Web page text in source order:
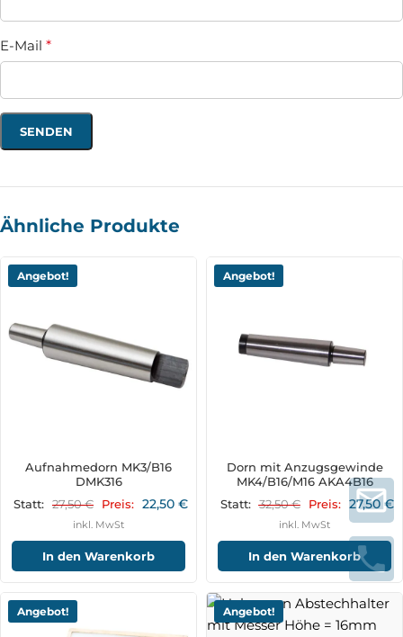
E-Mail *
Ähnliche Produkte
Angebot!
Aufnahmedorn MK3/B16
DMK316
Statt: 27,50€ Preis: 22,50 €
inkl. MwSt
In den Warenkorb
Angebot!
Dorn mit Anzugsgewinde
MK4/B16/M16 AKA4B16
Statt: 32,50€ Preis: 27,50 €
inkl. MwSt
In den Warenkorb
Angebot! Angebot!